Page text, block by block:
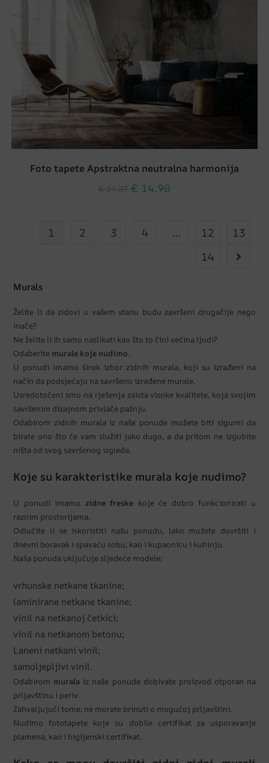
Murals
Želite li da zidovi u vašem stanu budu završeni drugačije nego
inače?
Ne želite li ih samo naslikati kao što to čini većina ljudi?
Odaberite murale koje nudimo.
U ponudi imamo širok izbor zidnih murala, koji su izrađeni na
način da podsjećaju na savršeno izrađene murale.
Usredotočeni smo na rješenja zaista visoke kvalitete, koja svojim
savršenim dizajnom privlače pažnju.
Odabirom zidnih murala iz naše ponude možete biti sigurni da
birate ono što će vam služiti jako dugo, a da pritom ne izgubite
ništa od svog savršenog izgleda.
Koje su karakteristike murala koje nudimo?
U ponudi imamo zidne freske koje će dobro funkcionirati u
raznim prostorijama.
Odlučite li se iskoristiti našu ponudu, lako možete dovršiti i
dnevni boravak i spavaću sobu, kao i kupaonicu i kuhinju.
Naša ponuda uključuje sljedeće modele:
vrhunske netkane tkanine;
laminirane netkane tkanine;
vinil na netkanoj četkici;
vinil na netkanom betonu;
Laneni netkani vinil;
samoljepljivi vinil.
Odabirom murala iz naše ponude dobivate proizvod otporan na
prljavštinu i periv.
Zahvaljujući tome, ne morate brinuti o mogućoj prljavštini.
Nudimo fototapete koje su dobile certifikat za usporavanje
plamena, kao i higijenski certifikat.
Foto tapete Apstraktna neutralna harmonija
€ 14.90
1 2 3 4 … 12
13
14